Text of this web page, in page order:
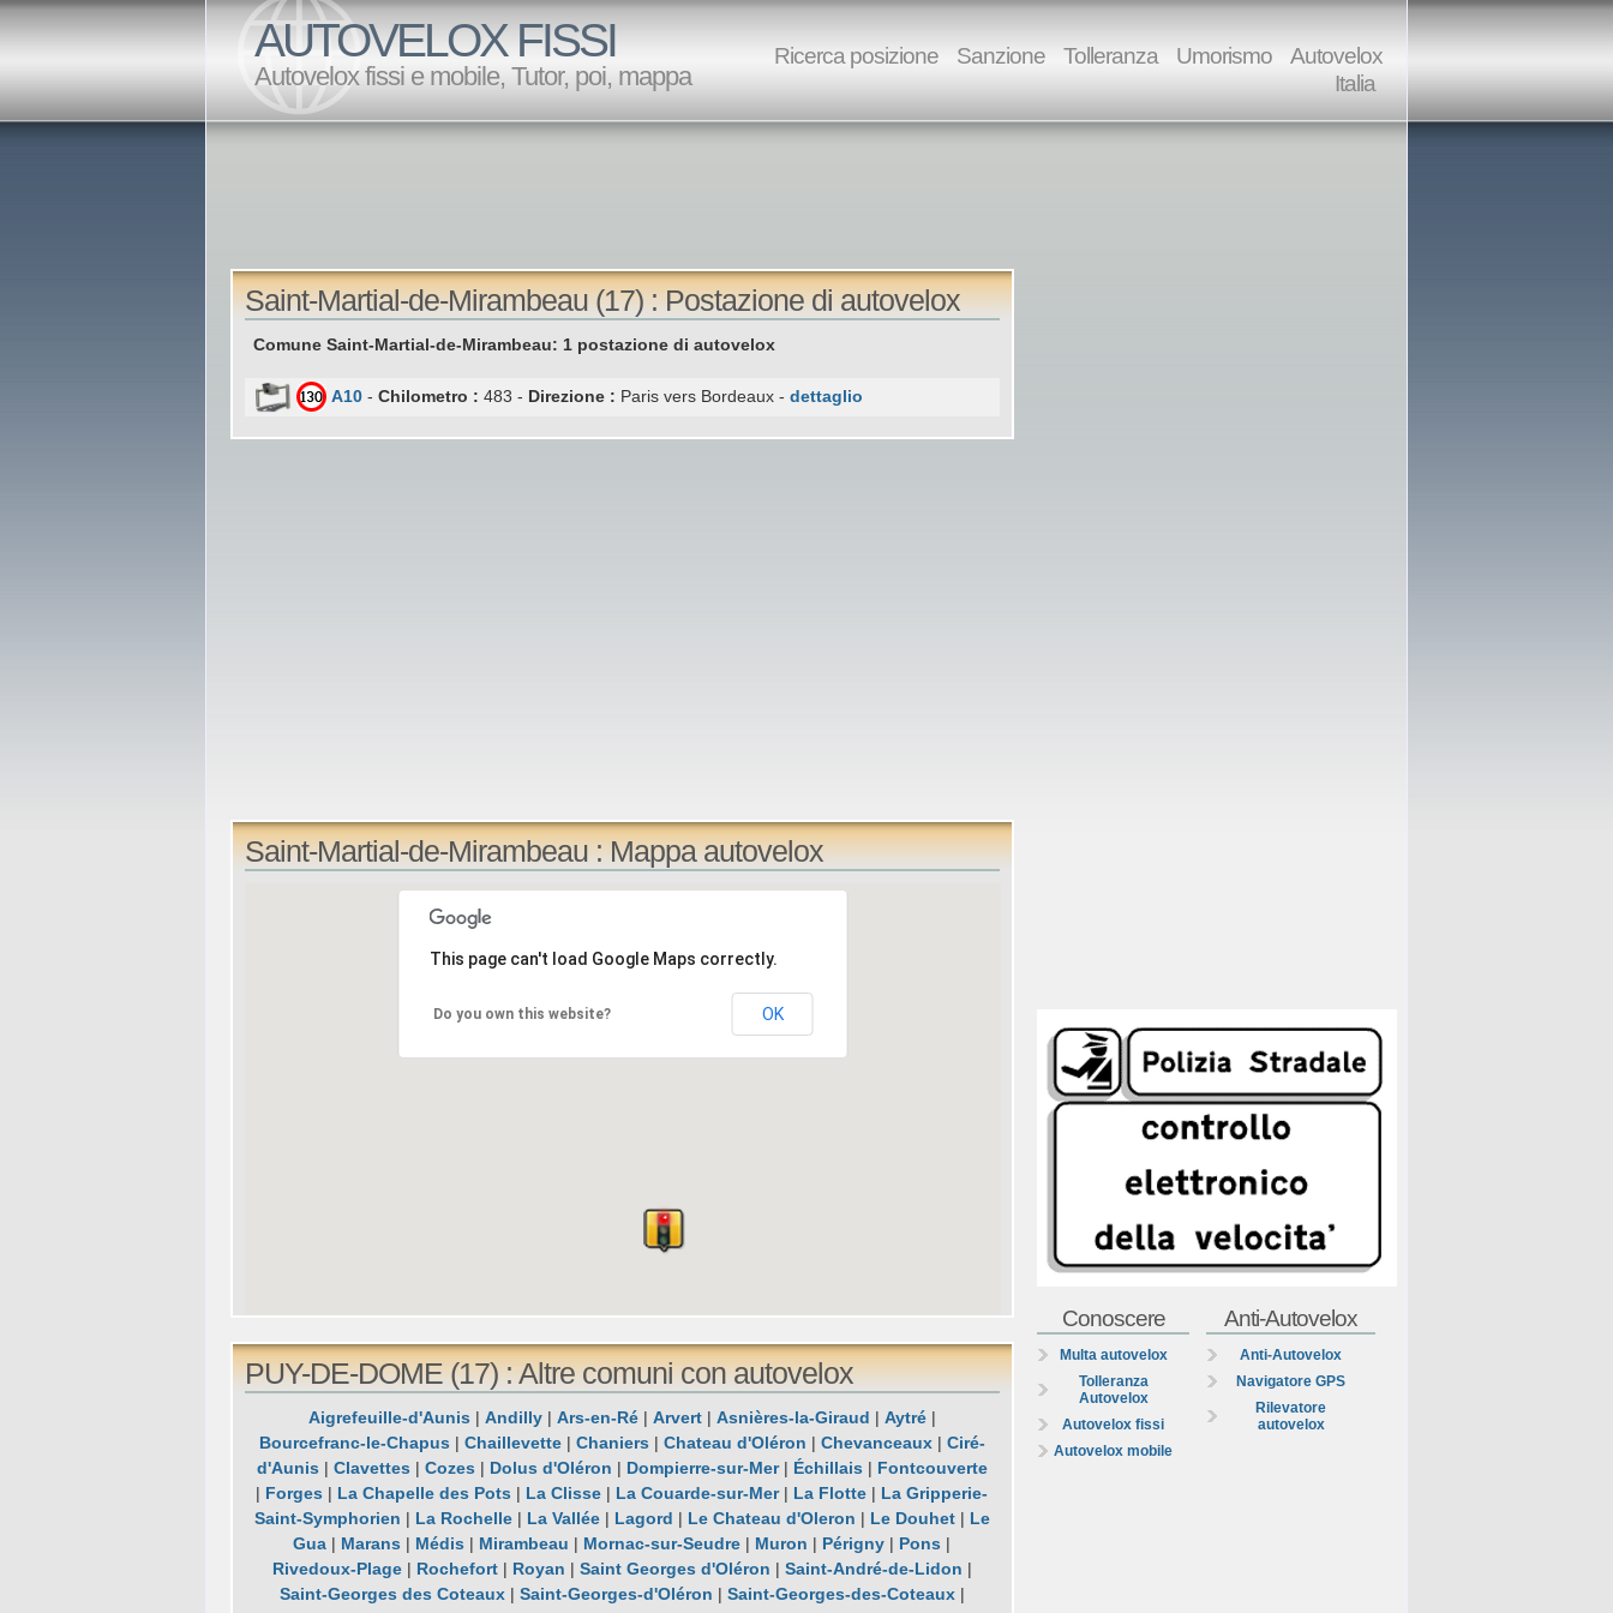
AUTOVELOX FISSI
Autovelox fissi e mobile, Tutor, poi, mappa
Ricerca posizione Sanzione Tolleranza Umorismo
Autovelox
Italia
Saint-Martial-de-Mirambeau (17) : Postazione di autovelox
Comune Saint-Martial-de-Mirambeau: 1 postazione di autovelox
A10 - Chilometro : 483 - Direzione : Paris vers Bordeaux - dettaglio
Saint-Martial-de-Mirambeau : Mappa autovelox
This page can't load Google Maps correctly.
Do you own this website? OK
PUY-DE-DOME (17) : Altre comuni con autovelox
Aigrefeuille-d'Aunis | Andilly| Ars-en-Ré| Arvert| Asnières-la-Giraud | Aytré|
Bourcefranc-le-Chapus | Chaillevette| Chaniers | Chateau d'Oléron | Chevanceaux| Ciré-
d'Aunis | Clavettes | Cozes | Dolus d'Oléron | Dompierre-sur-Mer| Échillais | Fontcouverte
| Forges | La Chapelle des Pots | La Clisse | La Couarde-sur-Mer| La Flotte | La Gripperie-
Saint-Symphorien | La Rochelle| La Vallée| Lagord | Le Chateau d'Oleron | Le Douhet| Le
Gua | Marans | Médis | Mirambeau | Mornac-sur-Seudre | Muron | Périgny | Pons |
Rivedoux-Plage| Rochefort| Royan | Saint Georges d'Oléron | Saint-André-de-Lidon |
Saint-Georges des Coteaux| Saint-Georges-d'Oléron | Saint-Georges-des-Coteaux|
Conoscere
Multa autovelox
Tolleranza
Autovelox
Autovelox fissi
Autovelox mobile
Anti-Autovelox
Anti-Autovelox
Navigatore GPS
Rilevatore
autovelox